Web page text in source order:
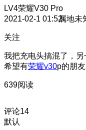
LV4荣耀V30 Pro
2021-02-1 01:52属地未
关注
我把充电头搞混了，
希望有荣耀v30p的朋
639阅读
评论14
默认